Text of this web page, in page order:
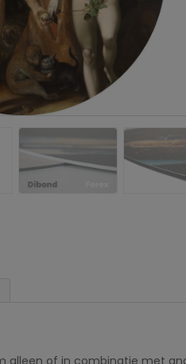
alleen of in combinatie met